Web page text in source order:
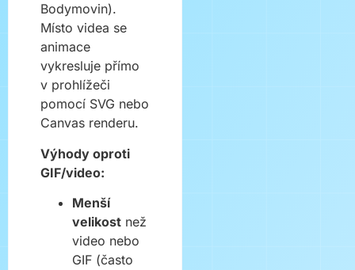
Bodymovin).
Místo videa se
animace
vykresluje přímo
v prohlížeči
pomocí SVG nebo
Canvas renderu.
Výhody oproti
GIF/video:
Menší
velikost než
video nebo
GIF (často